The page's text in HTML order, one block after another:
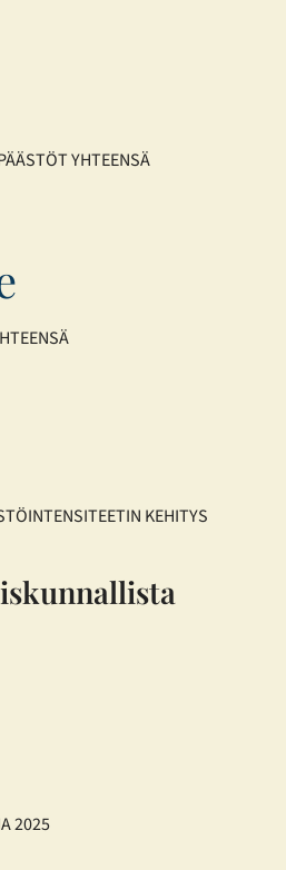
YHTEENSÄ
KEHITYS
2025